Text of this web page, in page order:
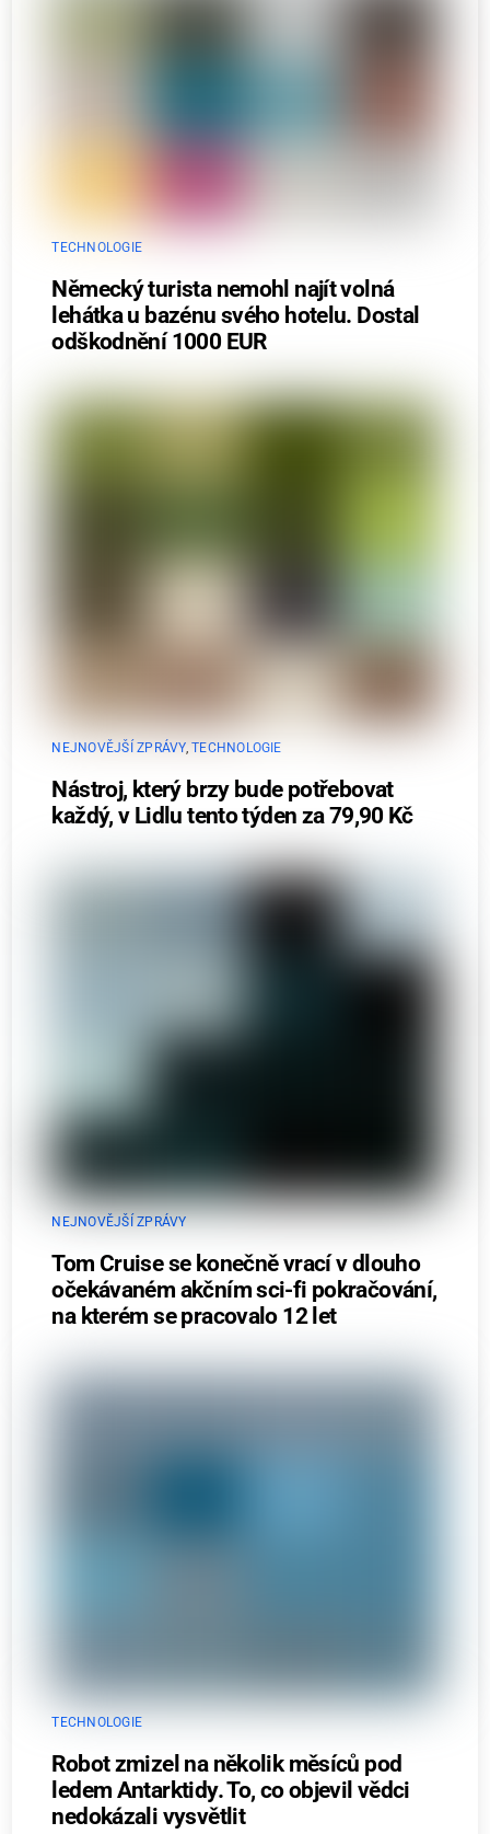
TECHNOLOGIE
Německý turista nemohl najít volná
lehátka u bazénu svého hotelu. Dostal
odškodnění 1000 EUR
NEJNOVĚJŠÍ ZPRÁVY,TECHNOLOGIE
Nástroj, který brzy bude potřebovat
každý, v Lidlu tento týden za 79,90 Kč
NEJNOVĚJŠÍ ZPRÁVY
Tom Cruise se konečně vrací v dlouho
očekávaném akčním sci-fi pokračování,
na kterém se pracovalo 12 let
TECHNOLOGIE
Robot zmizel na několik měsíců pod
ledem Antarktidy. To, co objevil vědci
nedokázali vysvětlit